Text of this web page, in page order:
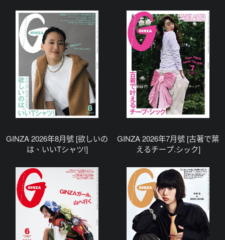
GINZA 2026年8月號 [欲しいの
は、いいTシャツ!]
GINZA 2026年7月號 [古著で葉
えるチープ.シック]